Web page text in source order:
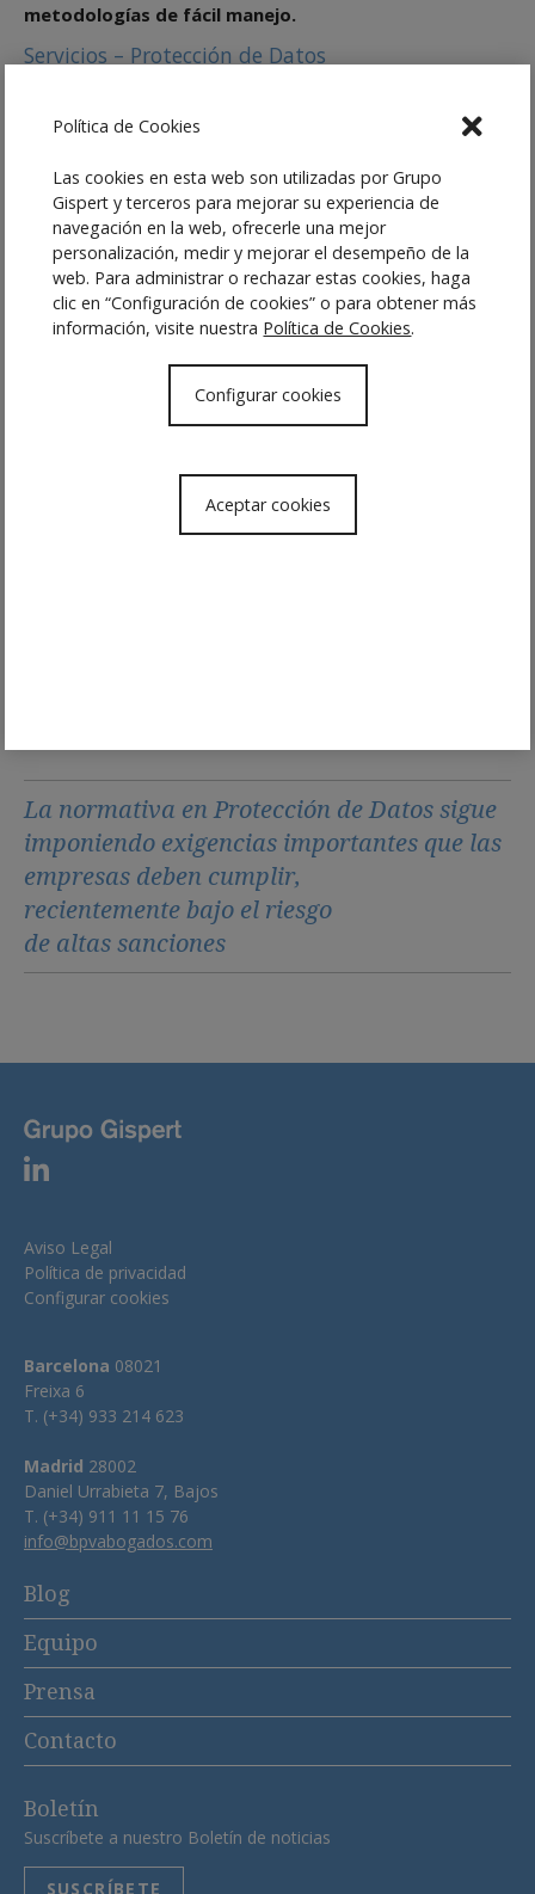
metodologías de fácil manejo.
Servicios – Protección de Datos
de Datos en la empresa;
Redacción de contratos, cláusulas y avisos legales para
cumplir con la normativa; cláusulas de recogida de datos,
contratos de encargado de tratamiento,
confidencialidad, etc..
Delegado de protección de datos
(Data Protection Officer).
Formación del personal sobre la política de protección de
datos de la empresa
Transferencias internacionales de datos.
Infracciones en materia de protección de datos;
Procedimientos ante la AEPD y expedientes
Servicios – Tecnologías de información
La normativa en Protección de Datos sigue
imponiendo exigencias importantes que las
empresas deben cumplir,
recientemente bajo el riesgo
de altas sanciones
Aviso Legal
Política de privacidad
Configurar cookies
Barcelona 08021
Freixa 6
T. (+34) 933 214 623
Madrid 28002
Daniel Urrabieta 7, Bajos
T. (+34) 911 11 15 76
info@bpvabogados.com
Blog
Equipo
Prensa
Contacto
Boletín
Suscríbete a nuestro Boletín de noticias
SUSCRÍBETE
Política de Cookies
Las cookies en esta web son utilizadas por Grupo
Gispert y terceros para mejorar su experiencia de
navegación en la web, ofrecerle una mejor
personalización, medir y mejorar el desempeño de la
web. Para administrar o rechazar estas cookies, haga
clic en “Configuración de cookies” o para obtener más
información, visite nuestra Política de Cookies.
Configurar cookies
Aceptar cookies